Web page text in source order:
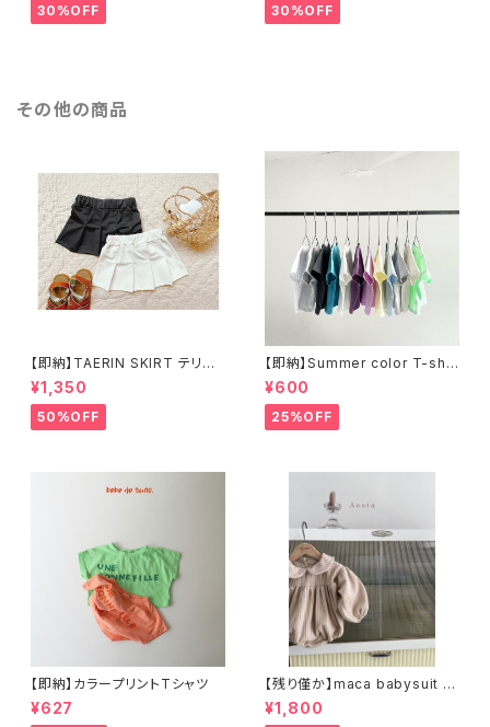
30%OFF 30%OFF
その他の商品
【即納】TAERIN SKIRT テリン
スカート スイムウェア
¥1,350
50%OFF
【即納】Summer color T-shir
t¥600
25%OFF
【即納】カラープリントTシャツ
¥627
【残り僅か】maca babysuit (B
ABY) コーデュロイロンパース
¥1,800